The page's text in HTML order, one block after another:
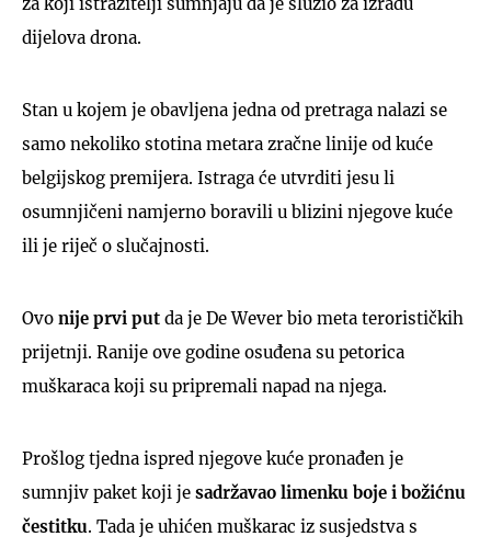
dijelova drona.
Stan u kojem je obavljena jedna od pretraga nalazi se
samo nekoliko stotina metara zračne linije od kuće
belgijskog premijera. Istraga će utvrditi jesu li
osumnjičeni namjerno boravili u blizini njegove kuće
ili je riječ o slučajnosti.
Ovo nije prvi put da je De Wever bio meta terorističkih
prijetnji. Ranije ove godine osuđena su petorica
muškaraca koji su pripremali napad na njega.
Prošlog tjedna ispred njegove kuće pronađen je
sumnjiv paket koji je sadržavao limenku boje i božićnu
čestitku. Tada je uhićen muškarac iz susjedstva s